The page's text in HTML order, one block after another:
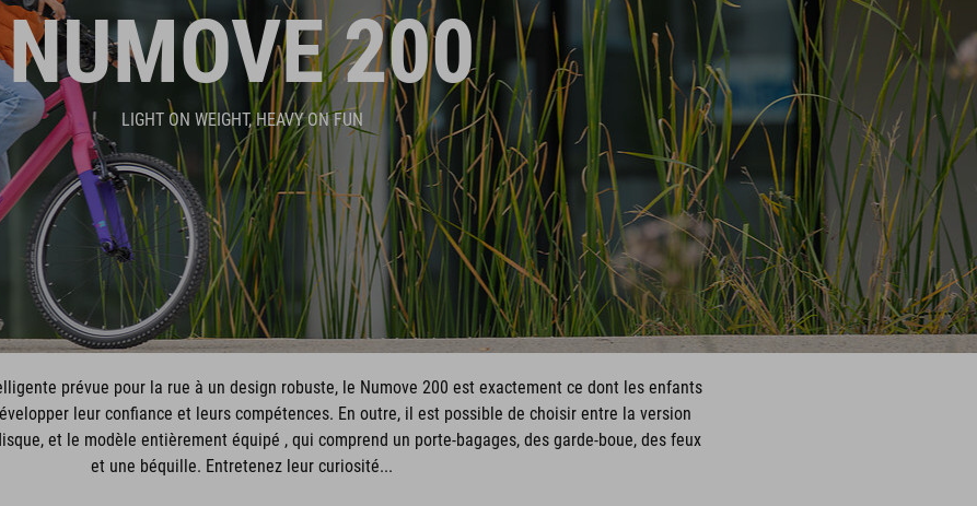
NUMOVE 200
LIGHT ON WEIGHT, HEAVY ON FUN
prévue pour la rue à un design robuste, le Numove 200 est exactement ce dont les enfants
leur confiance et leurs compétences. En outre, il est possible de choisir entre la version
et le modèle entièrement équipé , qui comprend un porte-bagages, des garde-boue, des feux
et une béquille. Entretenez leur curiosité...